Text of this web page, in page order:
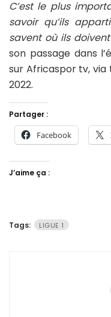
C’est le plus
savoir qu’ils
savent où ils
son passage dans
sur Africaspor tv,
2022.
Partager :
Facebook
J’aime ça :
Tags: LIGUE 1